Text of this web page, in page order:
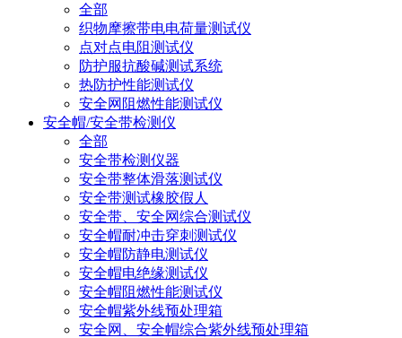
全部
织物摩擦带电电荷量测试仪
点对点电阻测试仪
防护服抗酸碱测试系统
热防护性能测试仪
安全网阻燃性能测试仪
安全帽/安全带检测仪
全部
安全带检测仪器
安全带整体滑落测试仪
安全带测试橡胶假人
安全带、安全网综合测试仪
安全帽耐冲击穿刺测试仪
安全帽防静电测试仪
安全帽电绝缘测试仪
安全帽阻燃性能测试仪
安全帽紫外线预处理箱
安全网、安全帽综合紫外线预处理箱